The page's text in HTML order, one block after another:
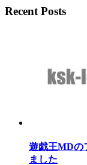
Recent Posts
遊戯王MDの
ました